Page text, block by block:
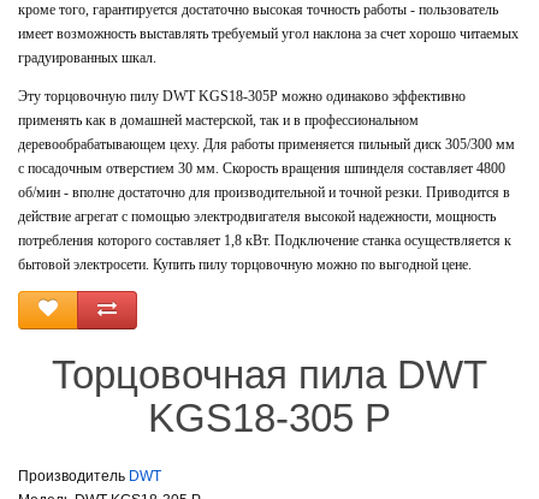
кроме того, гарантируется достаточно высокая точность работы - пользователь
имеет возможность выставлять требуемый угол наклона за счет хорошо читаемых
градуированных шкал.
Эту торцовочную пилу DWT KGS18-305P можно одинаково эффективно
применять как в домашней мастерской, так и в профессиональном
деревообрабатывающем цеху. Для работы применяется пильный диск 305/300 мм
с посадочным отверстием 30 мм. Скорость вращения шпинделя составляет 4800
об/мин - вполне достаточно для производительной и точной резки. Приводится в
действие агрегат с помощью электродвигателя высокой надежности, мощность
потребления которого составляет 1,8 кВт. Подключение станка осуществляется к
бытовой электросети. Купить пилу торцовочную можно по выгодной цене.
Торцовочная пила DWT
KGS18-305 P
Производитель DWT